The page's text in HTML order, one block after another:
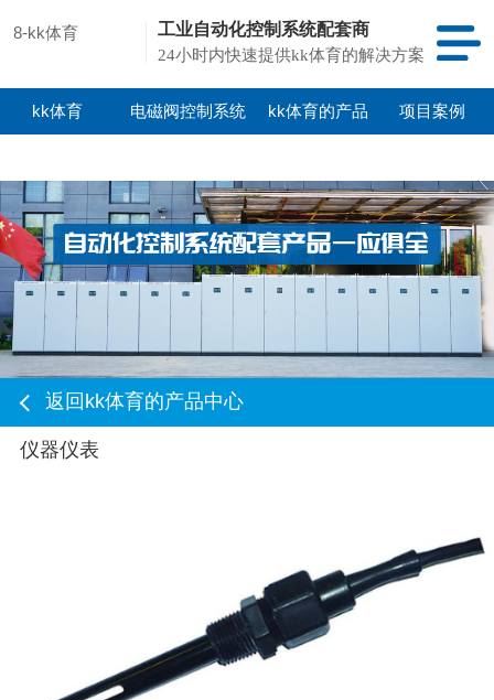
8-kk体育 工业自动化控制系统配套商
24小时内快速提供kk体育的解决方案
kk体育 电磁阀控制系统 kk体育的产品 项目案例
返回kk体育的产品中心
仪器仪表